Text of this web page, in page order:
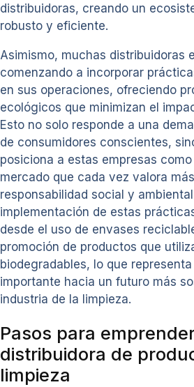
distribuidoras, creando un
robusto y eficiente.
Asimismo, muchas distribuidoras
comenzando a incorporar
en sus operaciones, ofreciendo
ecológicos que minimizan el
Esto no solo responde a una
de consumidores conscientes,
posiciona a estas empresas
mercado que cada vez valora
responsabilidad social y
implementación de estas
desde el uso de envases
promoción de productos que
biodegradables, lo que
importante hacia un futuro más
industria de la limpieza.
Pasos para
distribuidora de
limpieza